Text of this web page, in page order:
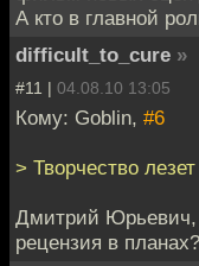
А кто в главной
difficult_to_cure »
#11 | 04.08.10 13:05
Кому: Goblin, #6
> Творчество
Дмитрий Юрьевич,
рецензия в планах?